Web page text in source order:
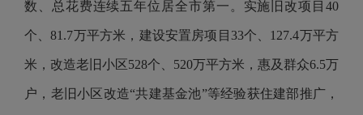
数、总花费连续五年位居全市第一。实施旧改项目40
个、81.7万平方米，建设安置房项目33个、127.4万平方
米，改造老旧小区528个、520万平方米，惠及群众6.5万
户，老旧小区改造“共建基金池”等经验获住建部推广，